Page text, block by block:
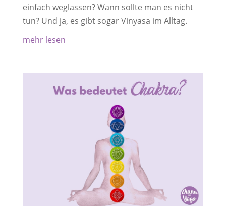
einfach weglassen? Wann sollte man es nicht
tun? Und ja, es gibt sogar Vinyasa im Alltag.
mehr lesen